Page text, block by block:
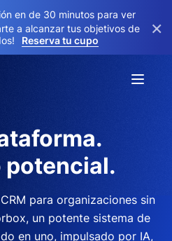
en de 30 minutos para ver
a alcanzar tus objetivos de
Reserva tu cupo
×
potencial.
para organizaciones sin
un potente sistema de
en uno, impulsado por IA,